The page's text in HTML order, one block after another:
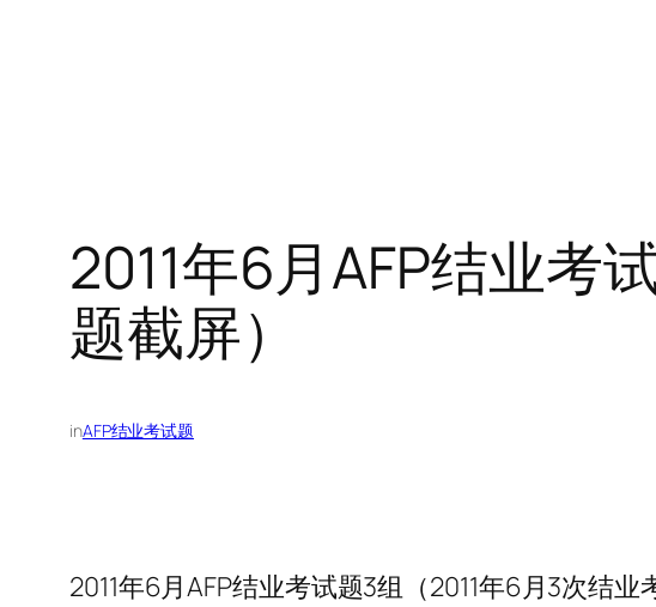
2011年6月AFP结业考
题截屏）
inAFP结业考试题
2011年6月AFP结业考试题3组（2011年6月3次结业